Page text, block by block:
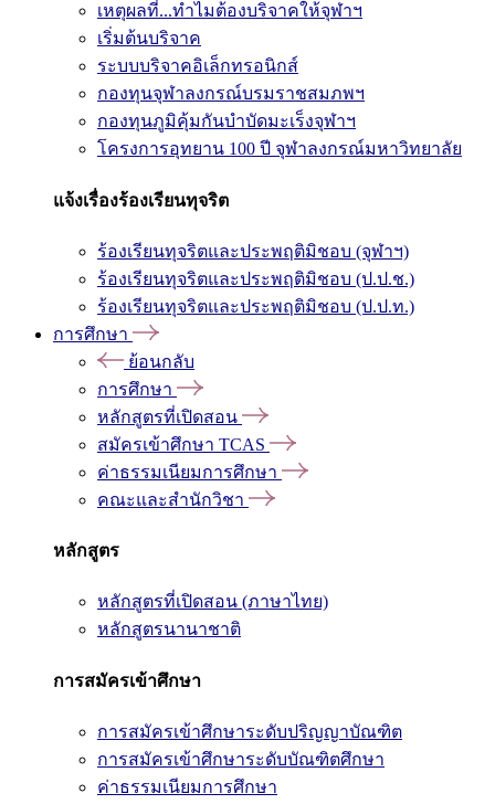
เหตุผลที่...ทำไมต้องบริจาคให้จุฬาฯ
เริ่มต้นบริจาค
ระบบบริจาคอิเล็กทรอนิกส์
กองทุนจุฬาลงกรณ์บรมราชสมภพฯ
กองทุนภูมิคุ้มกันบำบัดมะเร็งจุฬาฯ
โครงการอุทยาน 100 ปี จุฬาลงกรณ์มหาวิทยาลัย
แจ้งเรื่องร้องเรียนทุจริต
ร้องเรียนทุจริตและประพฤติมิชอบ (จุฬาฯ)
ร้องเรียนทุจริตและประพฤติมิชอบ (ป.ป.ช.)
ร้องเรียนทุจริตและประพฤติมิชอบ (ป.ป.ท.)
การศึกษา
ย้อนกลับ
การศึกษา
หลักสูตรที่เปิดสอน
สมัครเข้าศึกษา TCAS
ค่าธรรมเนียมการศึกษา
คณะและสำนักวิชา
หลักสูตร
หลักสูตรที่เปิดสอน (ภาษาไทย)
หลักสูตรนานาชาติ
การสมัครเข้าศึกษา
การสมัครเข้าศึกษาระดับปริญญาบัณฑิต
การสมัครเข้าศึกษาระดับบัณฑิตศึกษา
ค่าธรรมเนียมการศึกษา